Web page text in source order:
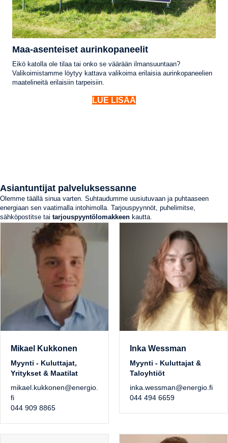
Maa-asenteiset aurinkopaneelit
Eikö katolla ole tilaa tai onko se väärään ilmansuuntaan?
Valikoimistamme löytyy kattava valikoima erilaisia aurinkopaneelien
maatelineitä erilaisiin tarpeisiin.
LUE LISÄÄ
Asiantuntijat palveluksessanne
Olemme täällä sinua varten. Suhtaudumme uusiutuvaan ja puhtaaseen
energiaan sen vaatimalla intohimolla. Tarjouspyynnöt, puhelimitse,
sähköpostitse tai tarjouspyyntölomakkeen kautta.
Mikael Kukkonen
Myynti - Kuluttajat,
Yritykset & Maatilat
mikael.kukkonen@energio.
fi
044 909 8865
Inka Wessman
Myynti - Kuluttajat &
Taloyhtiöt
inka.wessman@energio.fi
044 494 6659